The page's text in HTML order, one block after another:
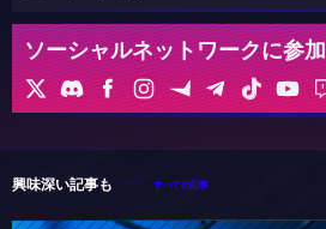
ソーシャルネットワークに参加
興味深い記事も すべての記事